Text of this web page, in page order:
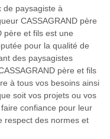
de paysagiste à
CASSAGRAND père
père et fils est une
pour la qualité de
des paysagistes
père et fils
à tous vos besoins ainsi
soit vos projets ou vos
confiance pour leur
respect des normes et